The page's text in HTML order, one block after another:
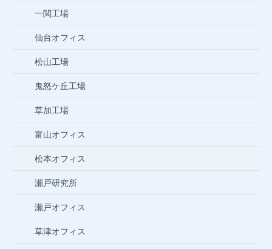
一関工場
仙台オフィス
松山工場
鬼怒ケ丘工場
草加工場
富山オフィス
松本オフィス
瀬戸研究所
瀬戸オフィス
草津オフィス